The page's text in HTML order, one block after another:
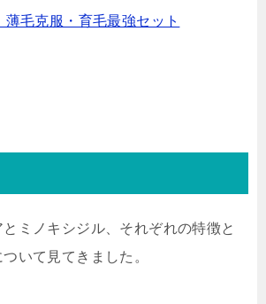
毛克服・育毛最強セット
ミノキシジル、それぞれの特徴と
いて見てきました。